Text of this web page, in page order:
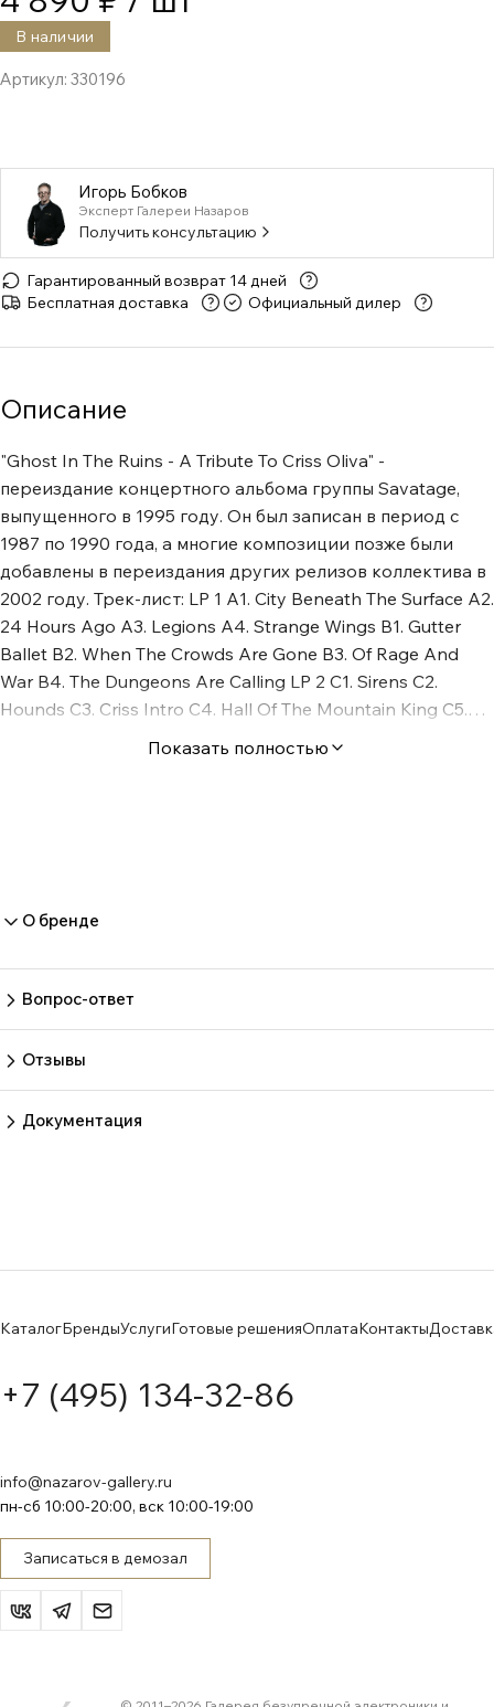
В наличии
Артикул: 330196
Игорь Бобков
Эксперт Галереи Назаров
Получить консультацию
Гарантированный возврат 14 дней
Бесплатная доставка
Официальный дилер
Описание
"Ghost In The Ruins - A Tribute To Criss Oliva" -
переиздание концертного альбома группы Savatage,
выпущенного в 1995 году. Он был записан в период с
1987 по 1990 года, а многие композиции позже были
добавлены в переиздания других релизов коллектива в
2002 году. Трек-лист: LP 1 A1. City Beneath The Surface A2.
24 Hours Ago A3. Legions A4. Strange Wings B1. Gutter
Ballet B2. When The Crowds Are Gone B3. Of Rage And
War B4. The Dungeons Are Calling LP 2 C1. Sirens C2.
Hounds C3. Criss Intro C4. Hall Of The Mountain King C5.
Post Script D1. Devastation D2. Beyond The Doors Of The
1990-х. Коммерческий успех пришел к группе с
Показать полностью
О бренде
Вопрос-ответ
Отзывы
Документация
КаталогБрендыУслугиГотовые решенияОплатаКонтакты
+7 (495) 134-32-86
info@nazarov-gallery.ru
пн-сб 10:00-20:00, вск 10:00-19:00
Записаться в демозал